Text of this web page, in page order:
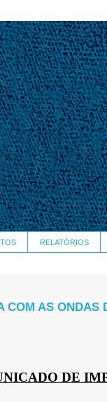
RELATÓRIOS
COM AS ONDAS
DE